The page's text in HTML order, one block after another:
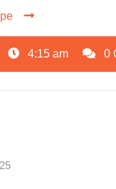
4:15 am 0